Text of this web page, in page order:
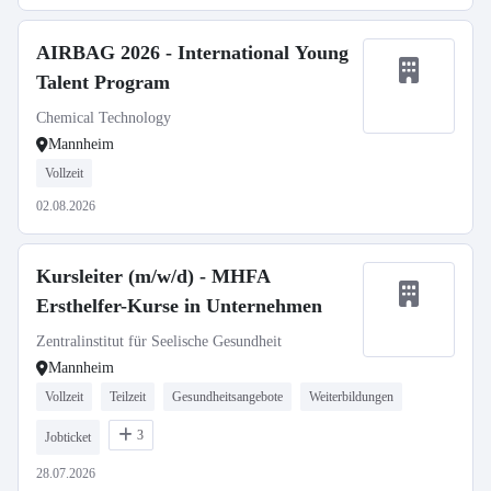
AIRBAG 2026 - International Young
Talent Program
Chemical Technology
Mannheim
Vollzeit
02.08.2026
Kursleiter (m/w/d) - MHFA
Ersthelfer-Kurse in Unternehmen
Zentralinstitut für Seelische Gesundheit
Mannheim
Vollzeit Teilzeit Gesundheitsangebote Weiterbildungen
Jobticket 3
28.07.2026